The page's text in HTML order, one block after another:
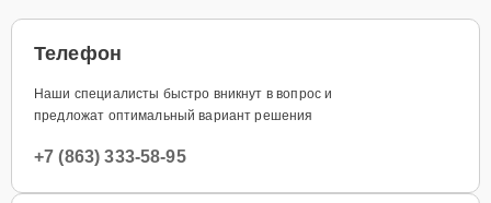
Телефон
Наши специалисты быстро вникнут в вопрос и
предложат оптимальный вариант решения
+7 (863) 333-58-95